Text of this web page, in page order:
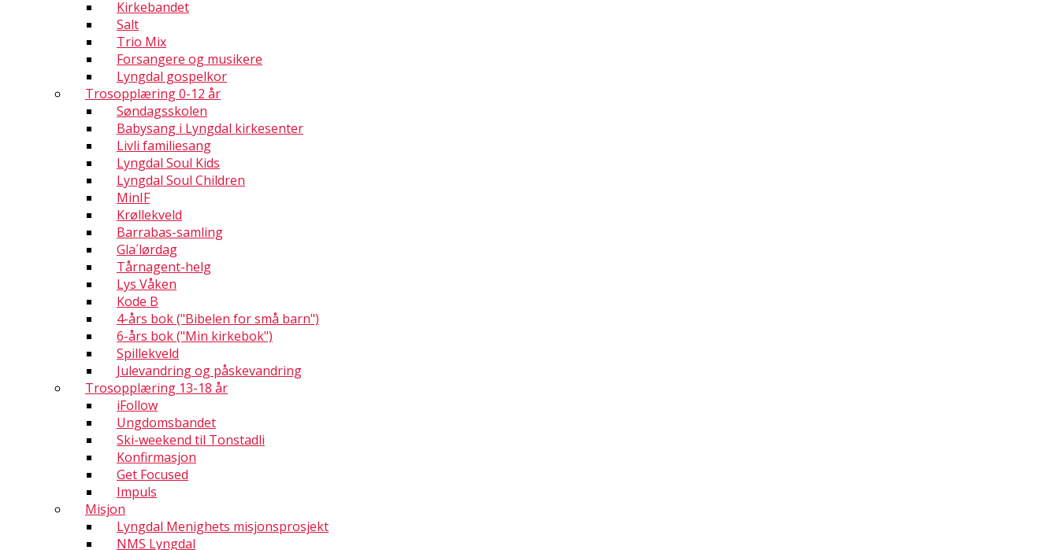
Kirkebandet
Salt
Trio Mix
Forsangere og musikere
Lyngdal gospelkor
Trosopplæring 0-12 år
Søndagsskolen
Babysang i Lyngdal kirkesenter
Livli familiesang
Lyngdal Soul Kids
Lyngdal Soul Children
MinIF
Krøllekveld
Barrabas-samling
Gla´lørdag
Tårnagent-helg
Lys Våken
Kode B
4-års bok ("Bibelen for små barn")
6-års bok ("Min kirkebok")
Spillekveld
Julevandring og påskevandring
Trosopplæring 13-18 år
iFollow
Ungdomsbandet
Ski-weekend til Tonstadli
Konfirmasjon
Get Focused
Impuls
Misjon
Lyngdal Menighets misjonsprosjekt
NMS Lyngdal